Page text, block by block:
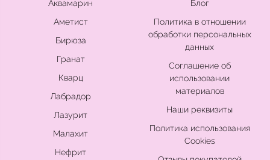
Аквамарин
Аметист
Бирюза
Гранат
Кварц
Лабрадор
Лазурит
Малахит
Нефрит
Блог
Политика в отношении
обработки персональных
данных
Соглашение об
использовании
материалов
Наши реквизиты
Политика использования
Cookies